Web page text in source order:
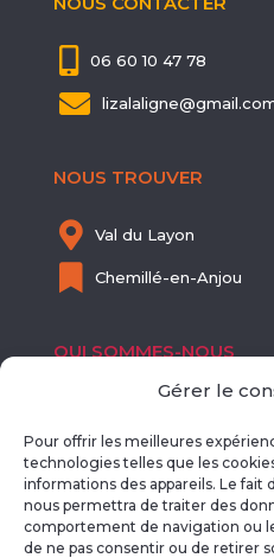
Gérer le
Pour offrir les meilleures
technologies telles que les
informations des appareils. Le
nous permettra de traiter des
comportement de navigation ou
de ne pas consentir ou de retirer
 06 60 10 47 78

NOUS TROUVER
 Val du Layon
 Chemillé-en-Anjou
QUI SOMMES-NOUS
 NDA : 52490508249
EN SAVOIR PLUS